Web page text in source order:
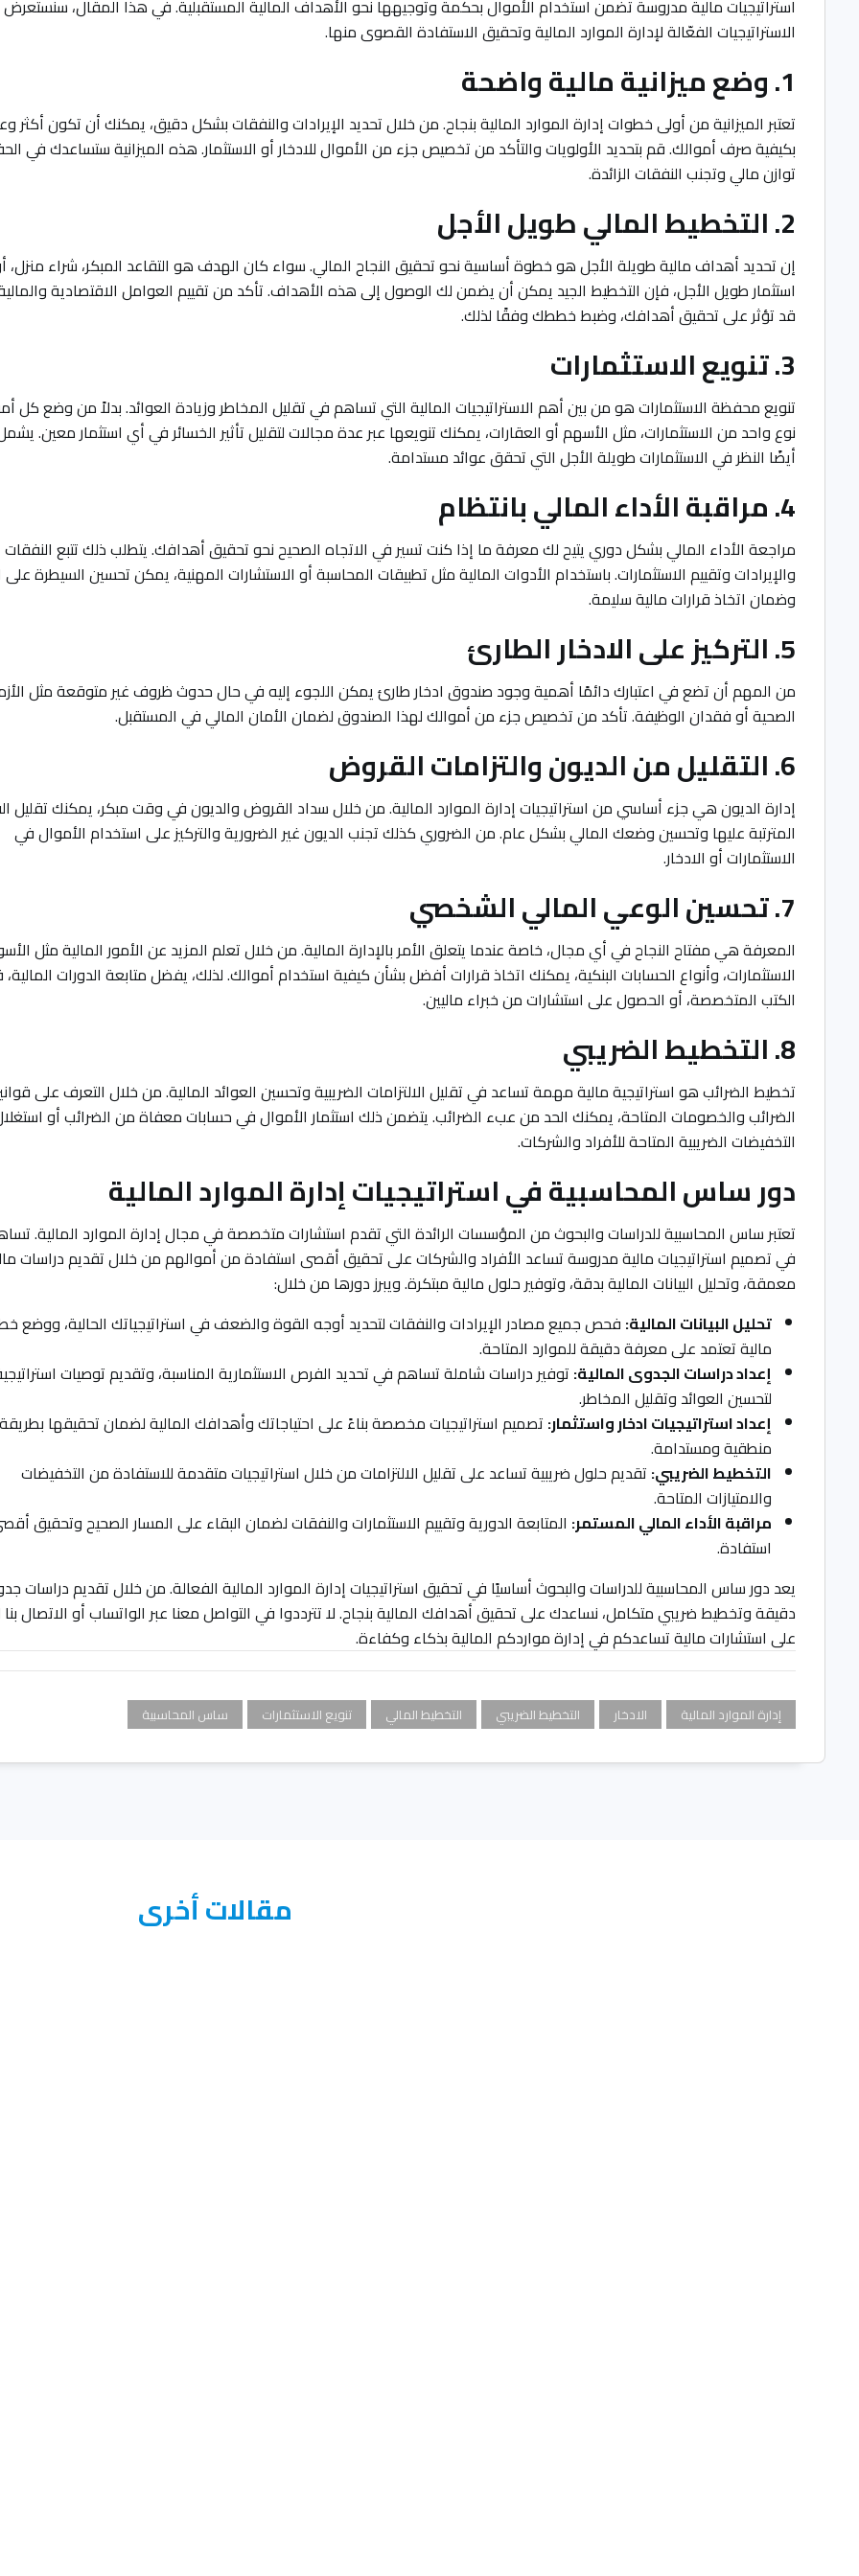
استراتيجيات مالية مدروسة تضمن استخدام الأموال بحكمة وتوجيهها نحو الأهداف المالية المستقبلية. في هذا المقال،
الاستراتيجيات الفعّالة لإدارة الموارد المالية وتحقيق الاستفادة القصوى منها.
1. وضع ميزانية مالية واضحة
تعتبر الميزانية من أولى خطوات إدارة الموارد المالية بنجاح. من خلال تحديد الإيرادات والنفقات بشكل دقيق، يمكنك أن تكون أكثر
بكيفية صرف أموالك. قم بتحديد الأولويات والتأكد من تخصيص جزء من الأموال للادخار أو الاستثمار. هذه الميزانية ستساعدك في
توازن مالي وتجنب النفقات الزائدة.
2. التخطيط المالي طويل الأجل
إن تحديد أهداف مالية طويلة الأجل هو خطوة أساسية نحو تحقيق النجاح المالي. سواء كان الهدف هو التقاعد المبكر، شراء منزل،
استثمار طويل الأجل، فإن التخطيط الجيد يمكن أن يضمن لك الوصول إلى هذه الأهداف. تأكد من تقييم العوامل الاقتصادية
قد تؤثر على تحقيق أهدافك، وضبط خططك وفقًا لذلك.
3. تنويع الاستثمارات
تنويع محفظة الاستثمارات هو من بين أهم الاستراتيجيات المالية التي تساهم في تقليل المخاطر وزيادة العوائد. بدلاً من وضع كل
نوع واحد من الاستثمارات، مثل الأسهم أو العقارات، يمكنك تنويعها عبر عدة مجالات لتقليل تأثير الخسائر في أي استثمار معين.
أيضًا النظر في الاستثمارات طويلة الأجل التي تحقق عوائد مستدامة.
4. مراقبة الأداء المالي بانتظام
مراجعة الأداء المالي بشكل دوري يتيح لك معرفة ما إذا كنت تسير في الاتجاه الصحيح نحو تحقيق أهدافك. يتطلب ذلك تتبع النفقات
والإيرادات وتقييم الاستثمارات. باستخدام الأدوات المالية مثل تطبيقات المحاسبة أو الاستشارات المهنية، يمكن تحسين السيطرة
وضمان اتخاذ قرارات مالية سليمة.
5. التركيز على الادخار الطارئ
من المهم أن تضع في اعتبارك دائمًا أهمية وجود صندوق ادخار طارئ يمكن اللجوء إليه في حال حدوث ظروف غير متوقعة مثل
الصحية أو فقدان الوظيفة. تأكد من تخصيص جزء من أموالك لهذا الصندوق لضمان الأمان المالي في المستقبل.
6. التقليل من الديون والتزامات القروض
إدارة الديون هي جزء أساسي من استراتيجيات إدارة الموارد المالية. من خلال سداد القروض والديون في وقت مبكر، يمكنك تقليل
المترتبة عليها وتحسين وضعك المالي بشكل عام. من الضروري كذلك تجنب الديون غير الضرورية والتركيز على استخدام الأموال في
الاستثمارات أو الادخار.
7. تحسين الوعي المالي الشخصي
المعرفة هي مفتاح النجاح في أي مجال، خاصة عندما يتعلق الأمر بالإدارة المالية. من خلال تعلم المزيد عن الأمور المالية مثل
الاستثمارات، وأنواع الحسابات البنكية، يمكنك اتخاذ قرارات أفضل بشأن كيفية استخدام أموالك. لذلك، يفضل متابعة الدورات
الكتب المتخصصة، أو الحصول على استشارات من خبراء ماليين.
8. التخطيط الضريبي
تخطيط الضرائب هو استراتيجية مالية مهمة تساعد في تقليل الالتزامات الضريبية وتحسين العوائد المالية. من خلال التعرف على
الضرائب والخصومات المتاحة، يمكنك الحد من عبء الضرائب. يتضمن ذلك استثمار الأموال في حسابات معفاة من الضرائب أو
التخفيضات الضريبية المتاحة للأفراد والشركات.
دور ساس المحاسبية في استراتيجيات إدارة الموارد المالية
تعتبر ساس المحاسبية للدراسات والبحوث من المؤسسات الرائدة التي تقدم استشارات متخصصة في مجال إدارة الموارد المالية.
في تصميم استراتيجيات مالية مدروسة تساعد الأفراد والشركات على تحقيق أقصى استفادة من أموالهم من خلال تقديم دراسات
معمقة، وتحليل البيانات المالية بدقة، وتوفير حلول مالية مبتكرة. ويبرز دورها من خلال:
تحليل البيانات المالية: فحص جميع مصادر الإيرادات والنفقات لتحديد أوجه القوة والضعف في استراتيجياتك الحالية، ووضع
مالية تعتمد على معرفة دقيقة للموارد المتاحة.
إعداد دراسات الجدوى المالية: توفير دراسات شاملة تساهم في تحديد الفرص الاستثمارية المناسبة، وتقديم توصيات
لتحسين العوائد وتقليل المخاطر.
إعداد استراتيجيات ادخار واستثمار: تصميم استراتيجيات مخصصة بناءً على احتياجاتك وأهدافك المالية لضمان تحقيقها بطريقة
منطقية ومستدامة.
التخطيط الضريبي: تقديم حلول ضريبية تساعد على تقليل الالتزامات من خلال استراتيجيات متقدمة للاستفادة من التخفيضات
والامتيازات المتاحة.
مراقبة الأداء المالي المستمر: المتابعة الدورية وتقييم الاستثمارات والنفقات لضمان البقاء على المسار الصحيح وتحقيق
استفادة.
يعد دور ساس المحاسبية للدراسات والبحوث أساسيًا في تحقيق استراتيجيات إدارة الموارد المالية الفعالة. من خلال تقديم دراسات
دقيقة وتخطيط ضريبي متكامل، نساعدك على تحقيق أهدافك المالية بنجاح. لا تترددوا في التواصل معنا عبر الواتساب أو الاتصال
على استشارات مالية تساعدكم في إدارة مواردكم المالية بذكاء وكفاءة.
إدارة الموارد المالية الادخار التخطيط الضريبي التخطيط المالي تنويع الاستثمارات ساس المحاسبية
مقالات أخرى